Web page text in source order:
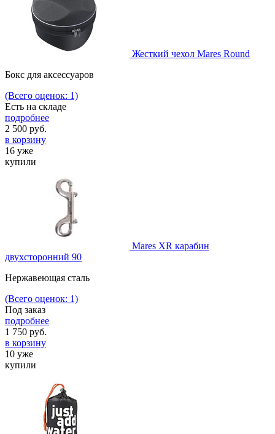
Жесткий чехол Mares Round
Бокс для аксессуаров
(Всего оценок: 1)
Есть на складе
подробнее
2 500 руб.
в корзину
16 уже
купили
Mares XR карабин
двухсторонний 90
Нержавеющая сталь
(Всего оценок: 1)
Под заказ
подробнее
1 750 руб.
в корзину
10 уже
купили